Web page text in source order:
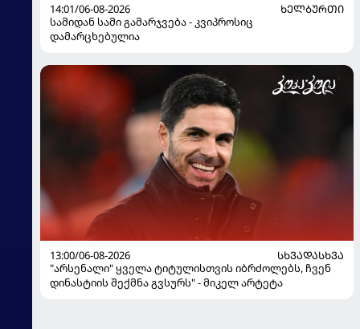
14:01/06-08-2026
ᲮᲔᲚᲑᲣᲠᲗᲘ
სამიდან სამი გამარჯვება - კვიპროსიც
დამარცხებულია
13:00/06-08-2026
ᲡᲮᲕᲐᲓᲐᲡᲮᲕᲐ
"არსენალი" ყველა ტიტულისთვის იბრძოლებს, ჩვენ
დინასტიის შექმნა გვსურს" - მიკელ არტეტა